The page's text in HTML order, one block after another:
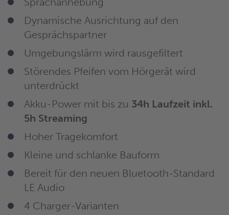
Dynamische Ausrichtung auf den
Gesprächspartner
Umgebungslärm wird rausgefiltert
Störendes Pfeifen vom Hörgerät wird
unterdrückt
Akku-Power mit bis zu 34h Laufzeit inkl.
5h Streaming
Hoher Tragekomfort
Kleine und schlanke Bauform
Bereit für den neuen Bluetooth-Standard
LE Audio
4 Charger-Varianten